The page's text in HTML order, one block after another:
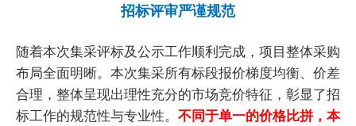
招标评审严谨规范
随着本次集采评标及公示工作顺利完成，项目整体采购
布局全面明晰。本次集采所有标段报价梯度均衡、价差
合理，整体呈现出理性充分的市场竞价特征，彰显了招
标工作的规范性与专业性。 不同于单一的价格比拼，本